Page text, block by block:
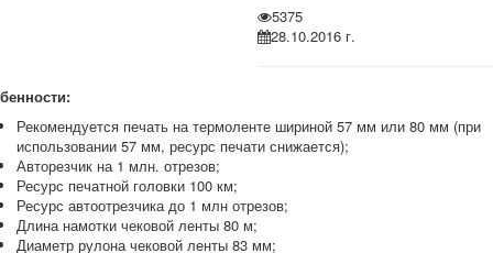
5375
28.10.2016 г.
Рекомендуется печать на термоленте шириной 57 мм или 80 мм (при
использовании 57 мм, ресурс печати снижается);
Авторезчик на 1 млн. отрезов;
Ресурс печатной головки 100 км;
Ресурс автоотрезчика до 1 млн отрезов;
Длина намотки чековой ленты 80 м;
Диаметр рулона чековой ленты 83 мм;